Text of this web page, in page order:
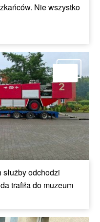
Nie wszystko
odchodzi
trafiła do muzeum